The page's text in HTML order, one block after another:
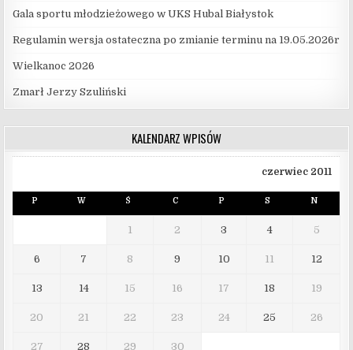
Gala sportu młodzieżowego w UKS Hubal Białystok
Regulamin wersja ostateczna po zmianie terminu na 19.05.2026r
Wielkanoc 2026
Zmarł Jerzy Szuliński
KALENDARZ WPISÓW
czerwiec 2011
P W Ś C P S N
1 2 3 4 5
6 7 8 9 10 11 12
13 14 15 16 17 18 19
20 21 22 23 24 25 26
27 28 29 30